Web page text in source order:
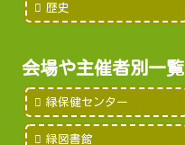
歴史
会場や主催者別一覧
緑保健センター
緑図書館